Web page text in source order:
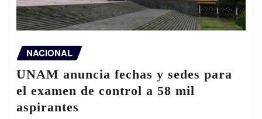
NACIONAL
UNAM anuncia fechas y sedes para
el examen de control a 58 mil
aspirantes